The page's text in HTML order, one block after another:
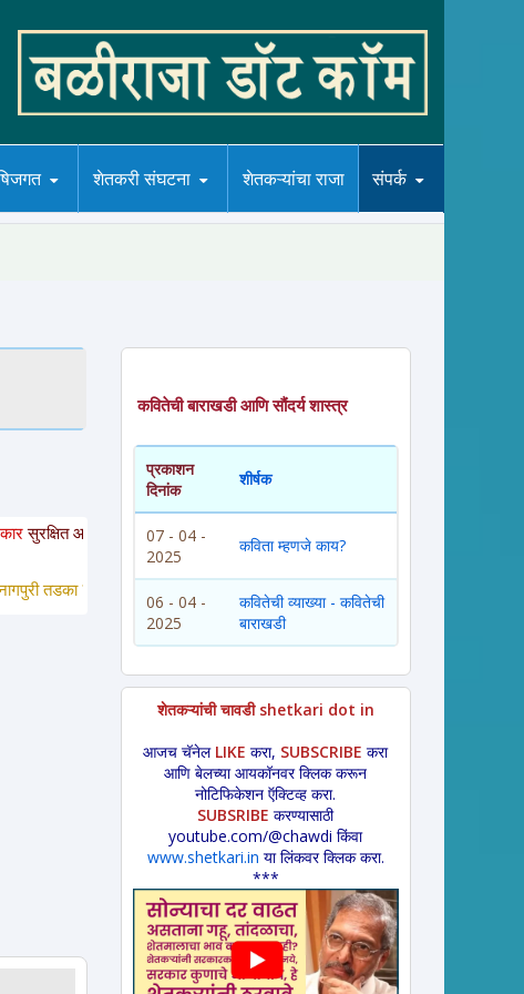
शेतकरी संघटना शेतकऱ्यांचा राजा संपर्क
या साईटवरचे साहित्य इतरांना पाठवायचे असल्यास कृपया साईटचा पत्ता इतरांना
तडका * लावणी * अंगाईगीत * शेतकरीगीत * ललीत लेख * कथा *
कवितेची बाराखडी आणि सौंदर्य शास्त्र
प्रकाशन
दिनांक
शीर्षक
07 - 04 -
2025
कविता म्हणजे काय?
06 - 04 -
2025
कवितेची व्याख्या - कवितेची
बाराखडी
शेतकऱ्यांची चावडी shetkari dot in
आजच चॅनेल LIKE करा, SUBSCRIBE करा
आणि बेलच्या आयकॉनवर क्लिक करून
नोटिफिकेशन ऍक्टिव्ह करा.
SUBSRIBE करण्यासाठी
youtube.com/@chawdi किंवा
www.shetkari.in या लिंकवर क्लिक करा.
***